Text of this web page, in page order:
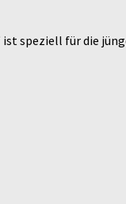
speziell für die